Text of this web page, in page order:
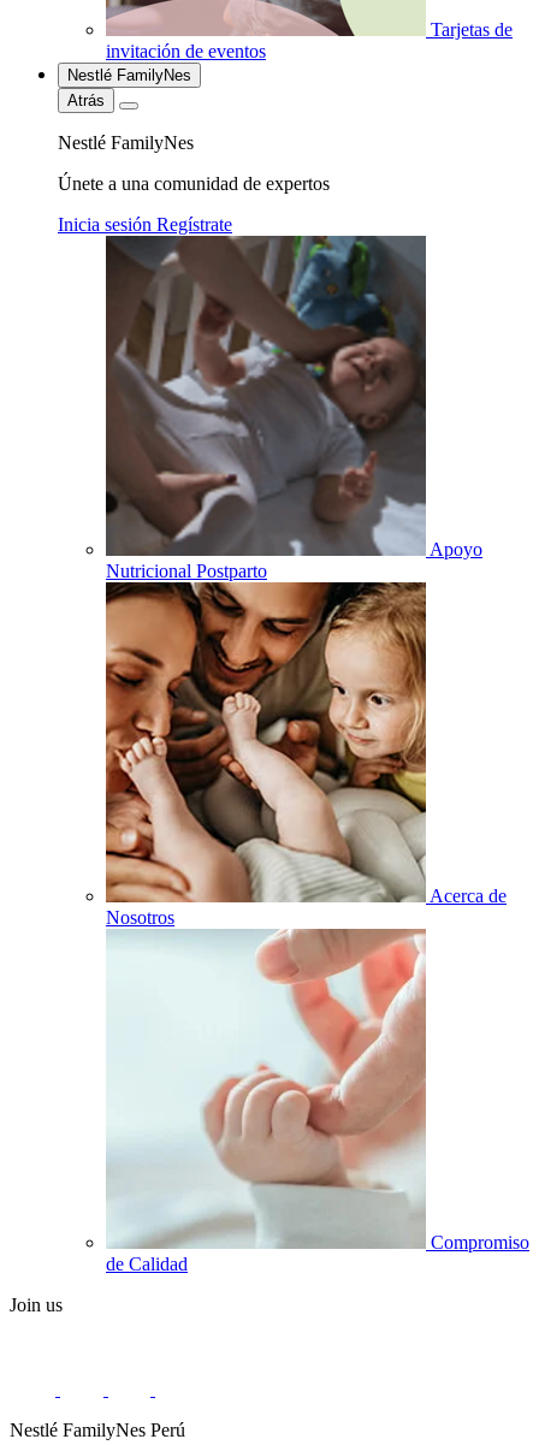
Tarjetas de
invitación de eventos
Nestlé FamilyNes
Atrás
Nestlé FamilyNes
Únete a una comunidad de expertos
Inicia sesión Regístrate
Apoyo
Nutricional Postparto
Acerca de
Nosotros
Compromiso
de Calidad
Join us
Nestlé FamilyNes Perú